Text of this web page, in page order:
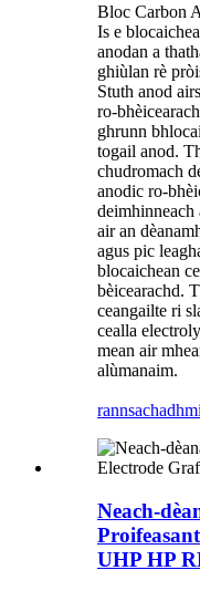
Bloc Carbon
Is e
anodan a
ghiùlan rè
Stuth anod
ro-
ghrunn
togail anod.
chudromach
anodic ro-
deimhinneach
air an
agus pic
blocaichean
bèicearachd.
ceangailte ri
cealla
mean air
alùmanaim.
rannsachadh
Neach-
UHP HP